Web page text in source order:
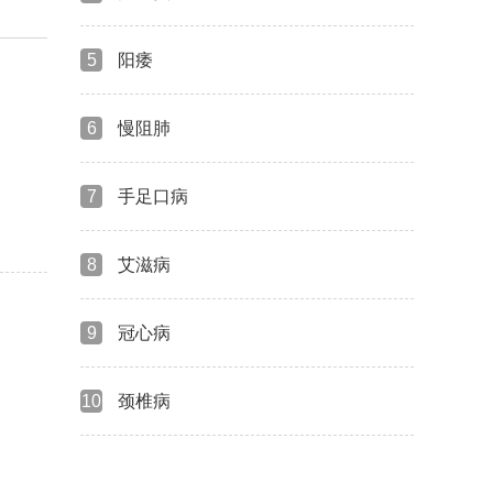
5 阳痿
6 慢阻肺
7 手足口病
8 艾滋病
9 冠心病
10 颈椎病